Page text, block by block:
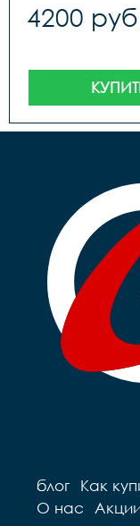
Детские
см
70
Размер
см
30
4200
блог Как
О нас